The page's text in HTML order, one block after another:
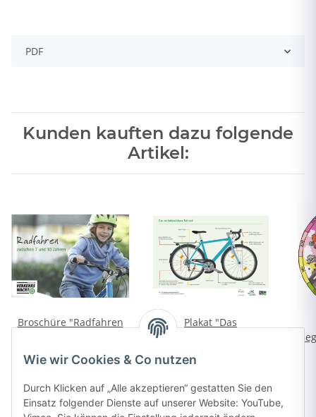
Wie wir Cookies & Co nutzen
Durch Klicken auf „Alle akzeptieren“ gestatten Sie den
Einsatz folgender Dienste auf unserer Website: YouTube,
PDF
Kunden kauften dazu folgende
Artikel:
Broschüre "Radfahren
(A6)
kostenfrei
Plakat "Das